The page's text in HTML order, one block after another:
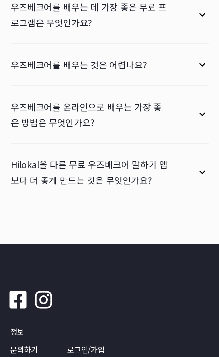
우즈베크어를 배우는 데 가장 좋은 무료 프
로그램은 무엇인가요?
우즈베크어를 배우는 것은 어렵나요?
우즈베크어를 온라인으로 배우는 가장 좋
은 방법은 무엇인가요?
Hilokal을 다른 무료 우즈베크어 말하기 앱
보다 더 좋게 만드는 것은 무엇인가요?
정보
문의하기
로그인/가입